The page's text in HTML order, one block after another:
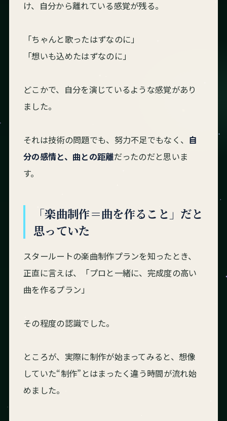
け、自分から離れている感覚が残る。
「ちゃんと歌ったはずなのに」
「想いも込めたはずなのに」
どこかで、自分を演じているような感覚があり
ました。
それは技術の問題でも、努力不足でもなく、 自
分の感情と、曲との距離だったのだと思いま
す。
「楽曲制作＝曲を作ること」だと
思っていた
スタールートの楽曲制作プランを知ったとき、
正直に言えば、「プロと一緒に、完成度の高い
曲を作るプラン」
その程度の認識でした。
ところが、実際に制作が始まってみると、想像
していた“制作”とはまったく違う時間が流れ始
めました。